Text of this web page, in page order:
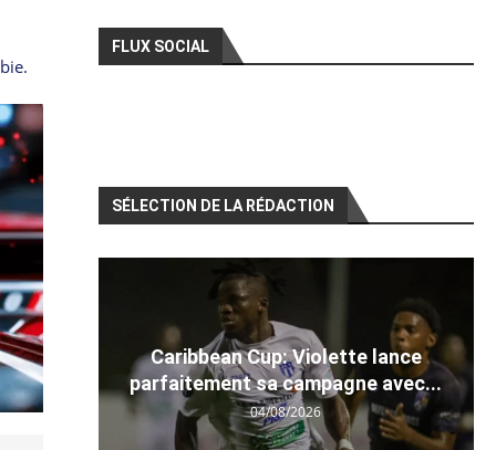
FLUX SOCIAL
SÉLECTION DE LA RÉDACTION
Caribbean Cup: Violette lance
parfaitement sa campagne avec...
04/08/2026